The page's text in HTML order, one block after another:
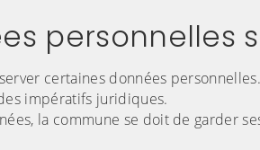
personnelles
certaines données personnelles.
impératifs juridiques.
la commune se doit de garder